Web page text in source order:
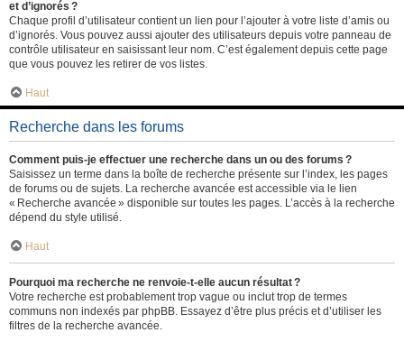
et d’ignorés ?
Chaque profil d’utilisateur contient un lien pour l’ajouter à votre liste d’amis ou
d’ignorés. Vous pouvez aussi ajouter des utilisateurs depuis votre panneau de
contrôle utilisateur en saisissant leur nom. C’est également depuis cette page
que vous pouvez les retirer de vos listes.
Haut
Recherche dans les forums
Comment puis-je effectuer une recherche dans un ou des forums ?
Saisissez un terme dans la boîte de recherche présente sur l’index, les pages
de forums ou de sujets. La recherche avancée est accessible via le lien
« Recherche avancée » disponible sur toutes les pages. L’accès à la recherche
dépend du style utilisé.
Haut
Pourquoi ma recherche ne renvoie-t-elle aucun résultat ?
Votre recherche est probablement trop vague ou inclut trop de termes
communs non indexés par phpBB. Essayez d’être plus précis et d’utiliser les
filtres de la recherche avancée.